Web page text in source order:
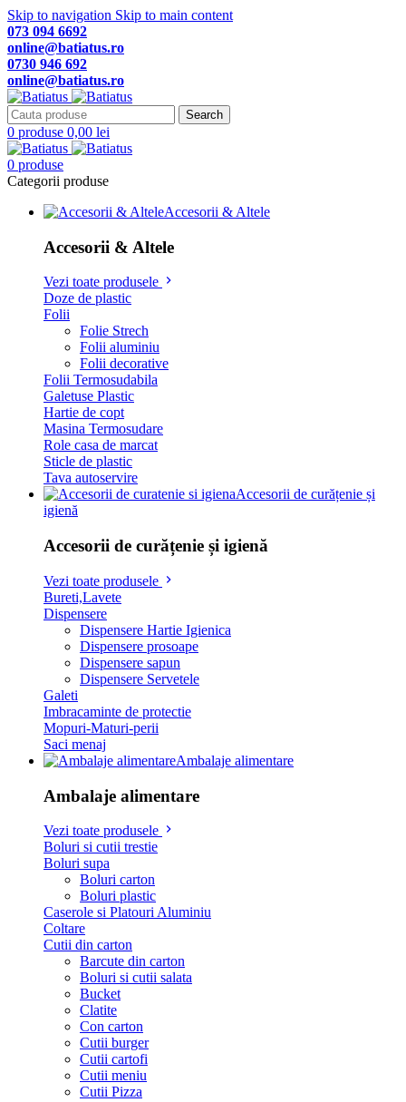
Skip to navigation Skip to main content
073 094 6692
online@batiatus.ro
0730 946 692
online@batiatus.ro
Search
0 produse 0,00 lei
0 produse
Categorii produse
Accesorii & Altele
Accesorii & Altele
Vezi toate produsele
Doze de plastic
Folii
Folie Strech
Folii aluminiu
Folii decorative
Folii Termosudabila
Galetuse Plastic
Hartie de copt
Masina Termosudare
Role casa de marcat
Sticle de plastic
Tava autoservire
Accesorii de curățenie și
igienă
Accesorii de curățenie și igienă
Vezi toate produsele
Bureti,Lavete
Dispensere
Dispensere Hartie Igienica
Dispensere prosoape
Dispensere sapun
Dispensere Servetele
Galeti
Imbracaminte de protectie
Mopuri-Maturi-perii
Saci menaj
Ambalaje alimentare
Ambalaje alimentare
Vezi toate produsele
Boluri si cutii trestie
Boluri supa
Boluri carton
Boluri plastic
Caserole si Platouri Aluminiu
Coltare
Cutii din carton
Barcute din carton
Boluri si cutii salata
Bucket
Clatite
Con carton
Cutii burger
Cutii cartofi
Cutii meniu
Cutii Pizza